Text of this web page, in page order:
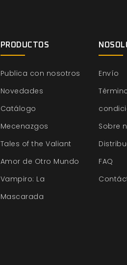
PRODUCTOS
Publica con nosotros
Novedades
Catálogo
Mecenazgos
Tales of the Valiant
Amor de Otro Mundo
Vampiro: La
Mascarada
Envío
Sobre
FAQ